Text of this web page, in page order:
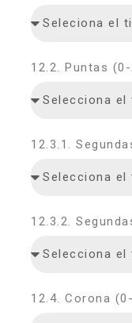
12.2. Puntas
12.3.1.
12.3.2.
12.4. Corona